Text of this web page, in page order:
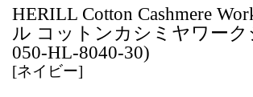
HERILL Cotton Cashmere
ル コットンカシミヤワーク
050-HL-8040-30)
[ネイビー]